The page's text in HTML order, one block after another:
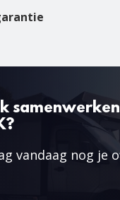
vandaag nog je